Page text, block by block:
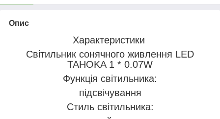
Опис
Характеристики
Світильник сонячного живлення LED
TAHOKA 1 * 0.07W
Функція світильника:
підсвічування
Стиль світильника: